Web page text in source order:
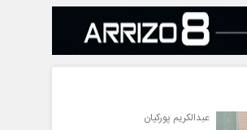
عبدالکریم پورکیان